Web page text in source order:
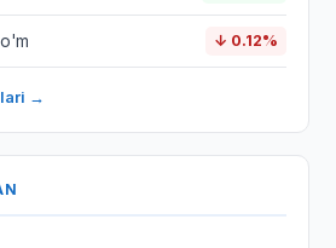
↓ 0.12%
→